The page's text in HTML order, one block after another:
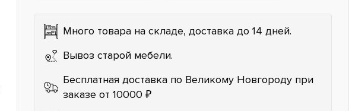
Много товара на складе, доставка до 14 дней.
Вывоз старой мебели.
Бесплатная доставка по Великому Новгороду при
заказе от 10000 ₽